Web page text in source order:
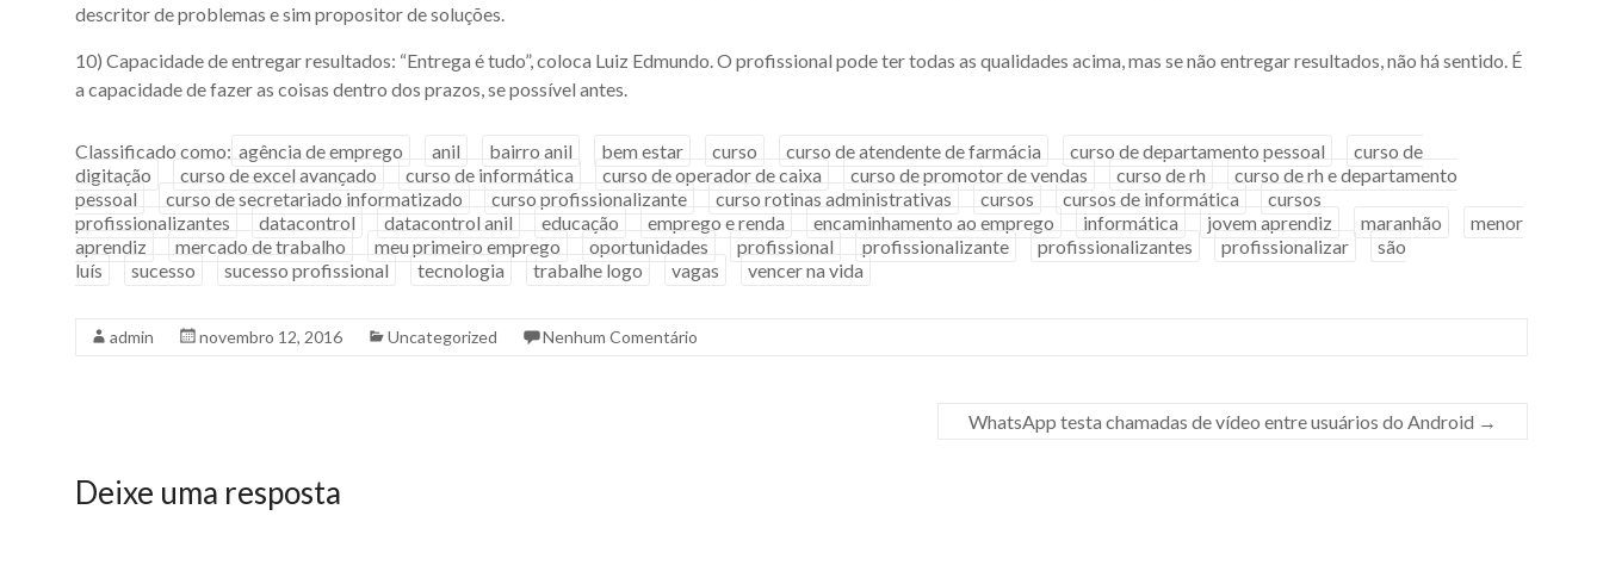
descritor de problemas e sim propositor de soluções.
10) Capacidade de entregar resultados: “Entrega é tudo”, coloca Luiz Edmundo. O profissional pode ter todas as qualidades acima, mas se não entregar resultados, não há sentido. É
a capacidade de fazer as coisas dentro dos prazos, se possível antes.
Classificado como: agência de emprego anil bairro anil bem estar curso curso de atendente de farmácia curso de departamento pessoal
curso de
digitação
curso de excel avançado curso de informática curso de operador de caixa curso de promotor de vendas curso de rh
curso de rh e departamento
pessoal
curso de secretariado informatizado curso profissionalizante curso rotinas administrativas cursos cursos de informática
cursos
profissionalizantes
datacontrol datacontrol anil educação emprego e renda encaminhamento ao emprego informática jovem aprendiz maranhão
menor
aprendiz
mercado de trabalho meu primeiro emprego oportunidades profissional profissionalizante profissionalizantes profissionalizar
são
luís
sucesso sucesso profissional tecnologia trabalhe logo vagas vencer na vida
admin novembro 12, 2016 Uncategorized Nenhum Comentário
WhatsApp testa chamadas de vídeo entre usuários do Android →
Deixe uma resposta